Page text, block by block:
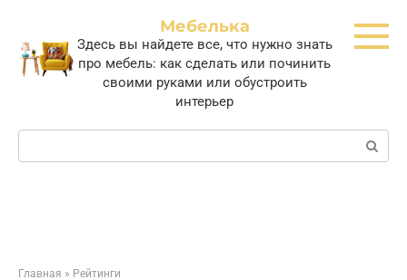
контенту
Мебелька
Здесь вы найдете все, что нужно знать
про мебель: как сделать или починить
своими руками или обустроить
интерьер
Поиск:
Главная » Рейтинги